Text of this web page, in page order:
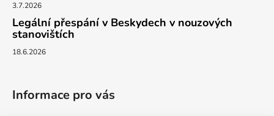
3.7.2026
Legální přespání v Beskydech v nouzových
stanovištích
18.6.2026
Informace pro vás